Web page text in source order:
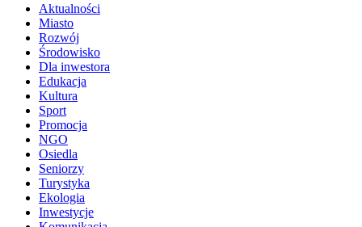
Aktualności
Miasto
Rozwój
Środowisko
Dla inwestora
Edukacja
Kultura
Sport
Promocja
NGO
Osiedla
Seniorzy
Turystyka
Ekologia
Inwestycje